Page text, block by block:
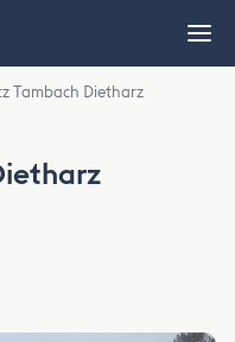
Tambach Dietharz